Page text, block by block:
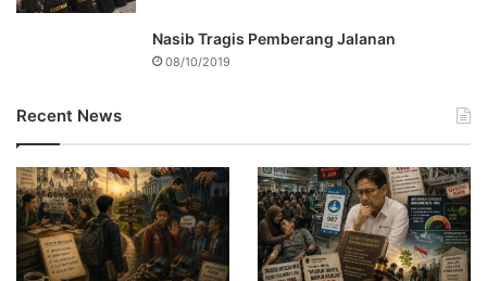
Nasib Tragis Pemberang Jalanan
08/10/2019
Recent News